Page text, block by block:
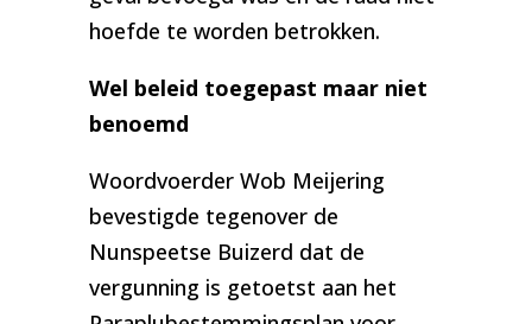
hoefde te worden betrokken.
Wel beleid toegepast maar niet
benoemd
Woordvoerder Wob Meijering
bevestigde tegenover de
Nunspeetse Buizerd dat de
vergunning is getoetst aan het